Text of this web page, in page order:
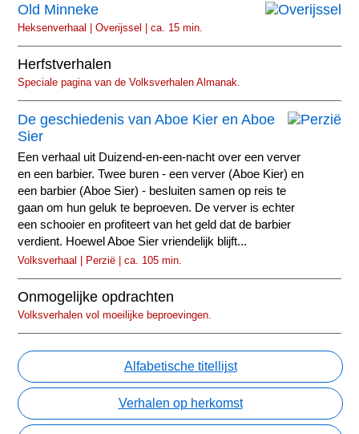
Old Minneke
Heksenverhaal | Overijssel | ca. 15 min.
Herfstverhalen
Speciale pagina van de Volksverhalen Almanak.
De geschiedenis van Aboe Kier en Aboe
Sier
Een verhaal uit Duizend-en-een-nacht over een verver
en een barbier. Twee buren - een verver (Aboe Kier) en
een barbier (Aboe Sier) - besluiten samen op reis te
gaan om hun geluk te beproeven. De verver is echter
een schooier en profiteert van het geld dat de barbier
verdient. Hoewel Aboe Sier vriendelijk blijft...
Volksverhaal | Perzië | ca. 105 min.
Onmogelijke opdrachten
Volksverhalen vol moeilijke beproevingen.
Alfabetische titellijst
Verhalen op herkomst